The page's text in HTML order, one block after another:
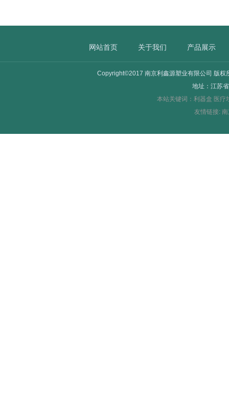
网站首页 关于我们 产品展示
Copyright©2017 南京利鑫源塑业有限公司 版权
地址：江苏
本站关键词： 利器盒 医疗
友情链接: